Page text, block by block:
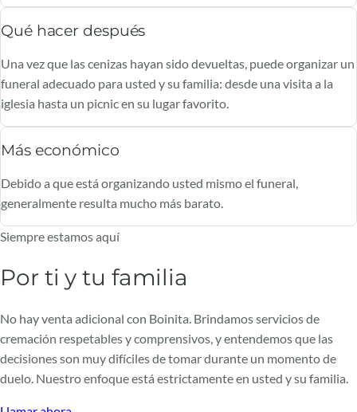
Qué hacer después
Una vez que las cenizas hayan sido devueltas, puede organizar un
funeral adecuado para usted y su familia: desde una visita a la
iglesia hasta un picnic en su lugar favorito.
Más económico
Debido a que está organizando usted mismo el funeral,
generalmente resulta mucho más barato.
Siempre estamos aquí
Por ti y tu familia
No hay venta adicional con Boinita. Brindamos servicios de
cremación respetables y comprensivos, y entendemos que las
decisiones son muy difíciles de tomar durante un momento de
duelo. Nuestro enfoque está estrictamente en usted y su familia.